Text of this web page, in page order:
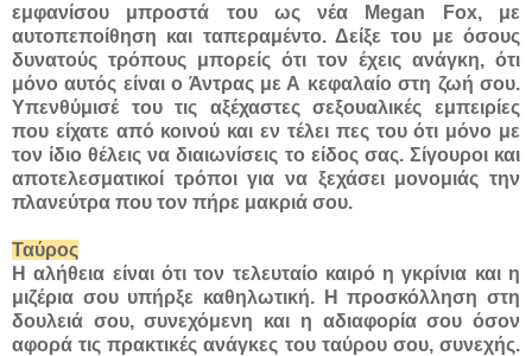
εμφανίσου μπροστά του ως νέα Megan Fox, με
αυτοπεποίθηση και ταπεραμέντο. Δείξε του με όσους
δυνατούς τρόπους μπορείς ότι τον έχεις ανάγκη, ότι
μόνο αυτός είναι ο Άντρας με Α κεφαλαίο στη ζωή σου.
Υπενθύμισέ του τις αξέχαστες σεξουαλικές εμπειρίες
που είχατε από κοινού και εν τέλει πες του ότι μόνο με
τον ίδιο θέλεις να διαιωνίσεις το είδος σας. Σίγουροι και
αποτελεσματικοί τρόποι για να ξεχάσει μονομιάς την
πλανεύτρα που τον πήρε μακριά σου.
Ταύρος
Η αλήθεια είναι ότι τον τελευταίο καιρό η γκρίνια και η
μιζέρια σου υπήρξε καθηλωτική. Η προσκόλληση στη
δουλειά σου, συνεχόμενη και η αδιαφορία σου όσον
αφορά τις πρακτικές ανάγκες του ταύρου σου, συνεχής.